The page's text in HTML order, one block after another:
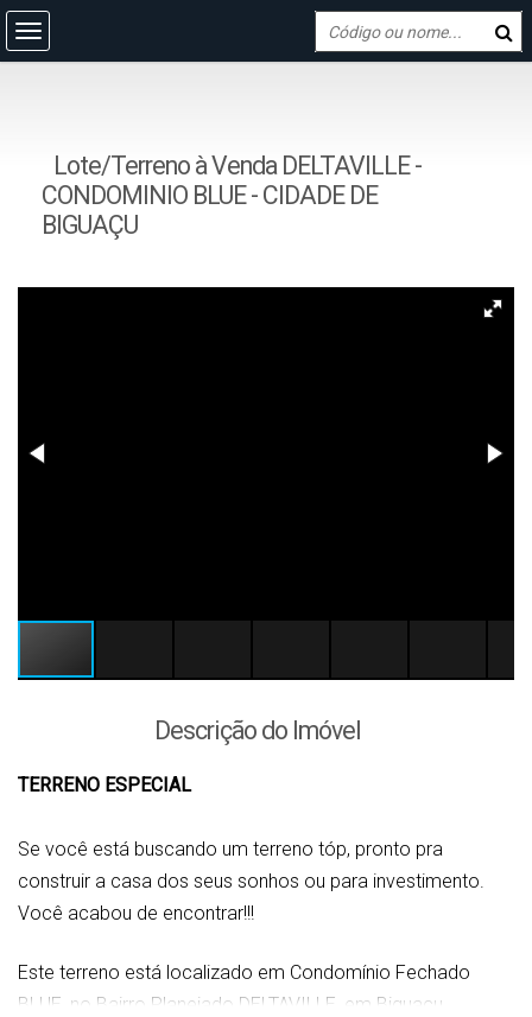
Lote/Terreno à Venda DELTAVILLE -
CONDOMINIO BLUE - CIDADE DE
BIGUAÇU
Descrição do Imóvel
TERRENO ESPECIAL
Se você está buscando um terreno tóp, pronto pra
construir a casa dos seus sonhos ou para investimento.
Você acabou de encontrar!!!
Este terreno está localizado em Condomínio Fechado
BLUE, no Bairro Planejado DELTAVILLE, em Biguaçu.